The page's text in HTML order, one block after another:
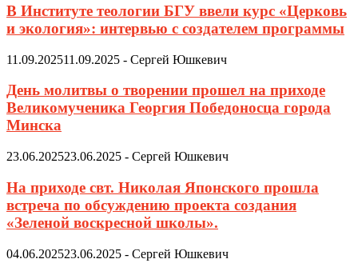
В Институте теологии БГУ ввели курс «Церковь
и экология»: интервью с создателем программы
11.09.202511.09.2025 - Сергей Юшкевич
День молитвы о творении прошел на приходе
Великомученика Георгия Победоносца города
Минска
23.06.202523.06.2025 - Сергей Юшкевич
На приходе свт. Николая Японского прошла
встреча по обсуждению проекта создания
«Зеленой воскресной школы».
04.06.202523.06.2025 - Сергей Юшкевич